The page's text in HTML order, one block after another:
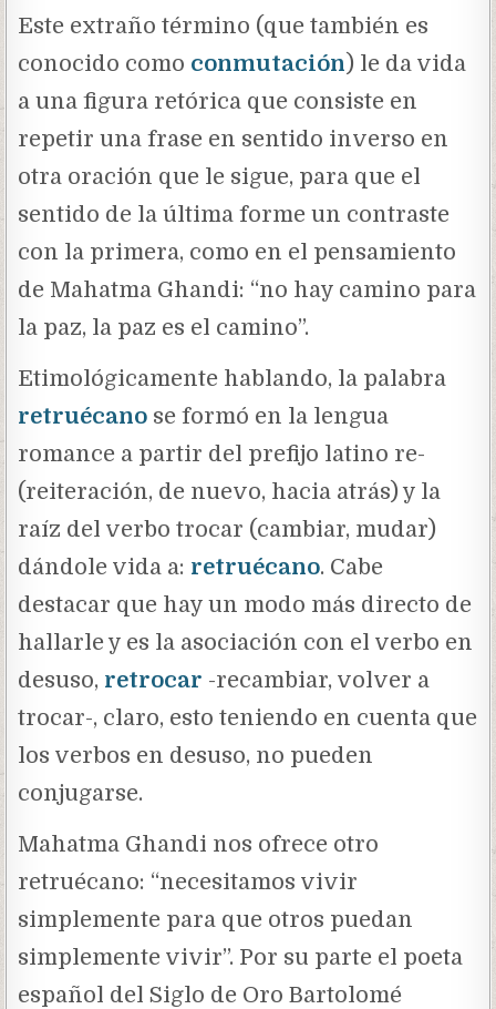
Este extraño término (que también es
conocido como conmutación) le da vida
a una figura retórica que consiste en
repetir una frase en sentido inverso en
otra oración que le sigue, para que el
sentido de la última forme un contraste
con la primera, como en el pensamiento
de Mahatma Ghandi: “no hay camino para
la paz, la paz es el camino”.
Etimológicamente hablando, la palabra
retruécano se formó en la lengua
romance a partir del prefijo latino re-
(reiteración, de nuevo, hacia atrás) y la
raíz del verbo trocar (cambiar, mudar)
dándole vida a: retruécano. Cabe
destacar que hay un modo más directo de
hallarle y es la asociación con el verbo en
desuso, retrocar -recambiar, volver a
trocar-, claro, esto teniendo en cuenta que
los verbos en desuso, no pueden
conjugarse.
Mahatma Ghandi nos ofrece otro
retruécano: “necesitamos vivir
simplemente para que otros puedan
simplemente vivir”. Por su parte el poeta
español del Siglo de Oro Bartolomé